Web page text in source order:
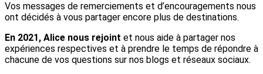
Vos messages de remerciements et d’encouragements nous
ont décidés à vous partager encore plus de destinations.
En 2021, Alice nous rejoint et nous aide à partager nos
expériences respectives et à prendre le temps de répondre à
chacune de vos questions sur nos blogs et réseaux sociaux.